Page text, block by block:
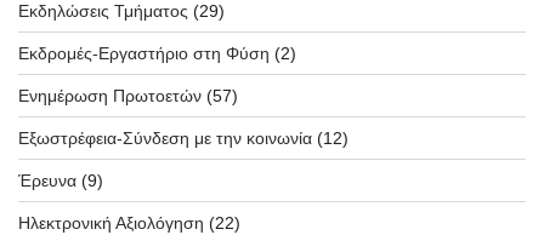
Εκδηλώσεις Τμήματος (29)
Εκδρομές-Εργαστήριο στη Φύση (2)
Ενημέρωση Πρωτοετών (57)
Εξωστρέφεια-Σύνδεση με την κοινωνία (12)
Έρευνα (9)
Ηλεκτρονική Αξιολόγηση (22)